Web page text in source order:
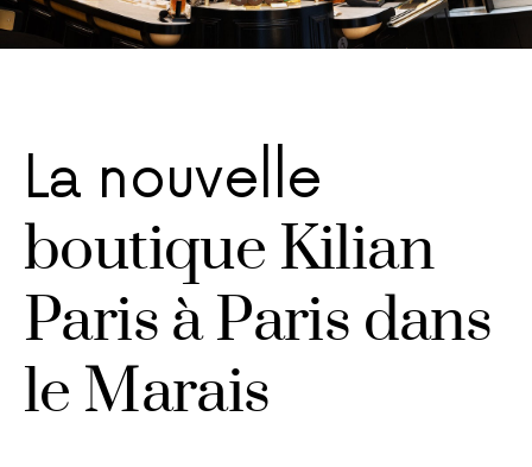
La nouvelle
boutique Kilian
Paris à Paris dans
le Marais